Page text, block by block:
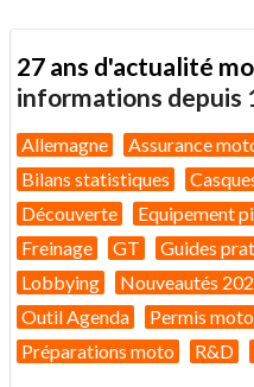
27 ans d'actualité
informations depuis
Allemagne Assurance
Bilans statistiques
Découverte
Equipement
Freinage
GT Guides
Lobbying
Nouveautés
Outil Agenda
Permis moto
Préparations moto
R&D